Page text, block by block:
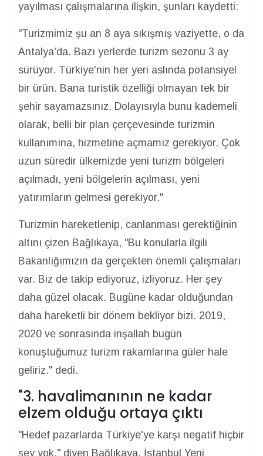
yayılması çalışmalarına ilişkin, şunları kaydetti:
"Turizmimiz şu an 8 aya sıkışmış vaziyette, o da
Antalya'da. Bazı yerlerde turizm sezonu 3 ay
sürüyor. Türkiye'nin her yeri aslında potansiyel
bir ürün. Bana turistik özelliği olmayan tek bir
şehir sayamazsınız. Dolayısıyla bunu kademeli
olarak, belli bir plan çerçevesinde turizmin
kullanımına, hizmetine açmamız gerekiyor. Çok
uzun süredir ülkemizde yeni turizm bölgeleri
açılmadı, yeni bölgelerin açılması, yeni
yatırımların gelmesi gerekiyor."
Turizmin hareketlenip, canlanması gerektiğinin
altını çizen Bağlıkaya, "Bu konularla ilgili
Bakanlığımızın da gerçekten önemli çalışmaları
var. Biz de takip ediyoruz, izliyoruz. Her şey
daha güzel olacak. Bugüne kadar olduğundan
daha hareketli bir dönem bekliyor bizi. 2019,
2020 ve sonrasında inşallah bugün
konuştuğumuz turizm rakamlarına güler hale
geliriz." dedi.
"3. havalimanının ne kadar
elzem olduğu ortaya çıktı
"Hedef pazarlarda Türkiye'ye karşı negatif hiçbir
şey yok." diyen Bağlıkaya, İstanbul Yeni